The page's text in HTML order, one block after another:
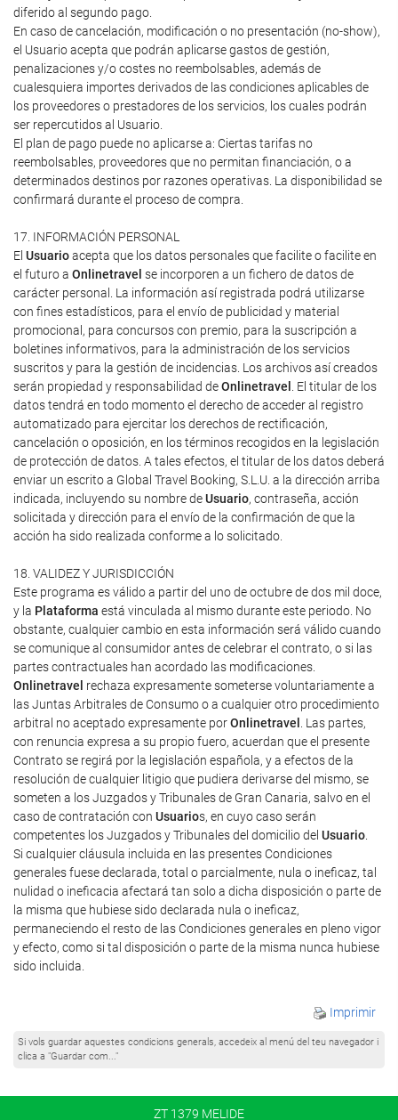
diferido al segundo pago.
En caso de cancelación, modificación o no presentación (no-show),
el Usuario acepta que podrán aplicarse gastos de gestión,
penalizaciones y/o costes no reembolsables, además de
cualesquiera importes derivados de las condiciones aplicables de
los proveedores o prestadores de los servicios, los cuales podrán
ser repercutidos al Usuario.
El plan de pago puede no aplicarse a: Ciertas tarifas no
reembolsables, proveedores que no permitan financiación, o a
determinados destinos por razones operativas. La disponibilidad se
confirmará durante el proceso de compra.
17. INFORMACIÓN PERSONAL
El Usuarioacepta que los datos personales que facilite o facilite en
el futuro a Onlinetravel se incorporen a un fichero de datos de
carácter personal. La información así registrada podrá utilizarse
con fines estadísticos, para el envío de publicidad y material
promocional, para concursos con premio, para la suscripción a
boletines informativos, para la administración de los servicios
suscritos y para la gestión de incidencias. Los archivos así creados
serán propiedad y responsabilidad deOnlinetravel
. El titular de los
datos tendrá en todo momento el derecho de acceder al registro
automatizado para ejercitar los derechos de rectificación,
cancelación o oposición, en los términos recogidos en la legislación
de protección de datos. A tales efectos, el titular de los datos deberá
enviar un escrito a Global Travel Booking, S.L.U. a la dirección arriba
indicada, incluyendo su nombre deUsuario, contraseña, acción
solicitada y dirección para el envío de la confirmación de que la
acción ha sido realizada conforme a lo solicitado.
18. VALIDEZ Y JURISDICCIÓN
Este programa es válido a partir del uno de octubre de dos mil doce,
y la Plataforma está vinculada al mismo durante este periodo. No
obstante, cualquier cambio en esta información será válido cuando
se comunique al consumidor antes de celebrar el contrato, o si las
partes contractuales han acordado las modificaciones.
Onlinetravel rechaza expresamente someterse voluntariamente a
las Juntas Arbitrales de Consumo o a cualquier otro procedimiento
arbitral no aceptado expresamente porOnlinetravel
. Las partes,
con renuncia expresa a su propio fuero, acuerdan que el presente
Contrato se regirá por la legislación española, y a efectos de la
resolución de cualquier litigio que pudiera derivarse del mismo, se
someten a los Juzgados y Tribunales de Gran Canaria, salvo en el
caso de contratación con Usuarios, en cuyo caso serán
competentes los Juzgados y Tribunales del domicilio del Usuario
Si cualquier cláusula incluida en las presentes Condiciones
generales fuese declarada, total o parcialmente, nula o ineficaz, tal
nulidad o ineficacia afectará tan solo a dicha disposición o parte de
la misma que hubiese sido declarada nula o ineficaz,
permaneciendo el resto de las Condiciones generales en pleno vigor
y efecto, como si tal disposición o parte de la misma nunca hubiese
sido incluida.
Imprimir
Si vols guardar aquestes condicions generals, accedeix al menú del teu navegador i
clica a "Guardar com..."
ZT 1379 MELIDE